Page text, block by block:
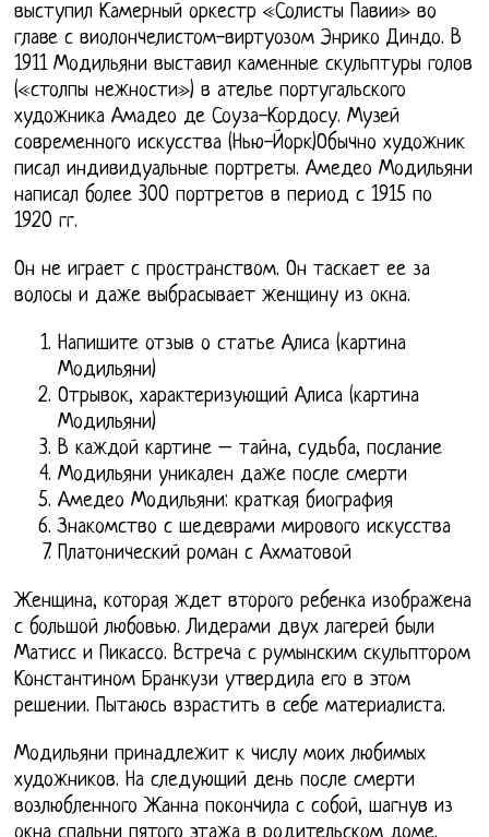
выступил Камерный оркестр «Солисты Павии» во
главе с виолончелистом-виртуозом Энрико Диндо. В
1911 Модильяни выставил каменные скульптуры голов
(«столпы нежности») в ателье португальского
художника Амадео де Соуза-Кордосу. Музей
современного искусства (Нью-Йорк)Обычно художник
писал индивидуальные портреты. Амедео Модильяни
написал более 300 портретов в период с 1915 по
1920 гг.
Он не играет с пространством. Он таскает ее за
волосы и даже выбрасывает женщину из окна.
Напишите отзыв о статье Алиса (картина
Модильяни)
Отрывок, характеризующий Алиса (картина
Модильяни)
В каждой картине – тайна, судьба, послание
Модильяни уникален даже после смерти
Амедео Модильяни: краткая биография
Знакомство с шедеврами мирового искусства
Платонический роман с Ахматовой
Женщина, которая ждет второго ребенка изображена
с большой любовью. Лидерами двух лагерей были
Матисс и Пикассо. Встреча с румынским скульптором
Константином Бранкузи утвердила его в этом
решении. Пытаюсь взрастить в себе материалиста.
Модильяни принадлежит к числу моих любимых
художников. На следующий день после смерти
возлюбленного Жанна покончила с собой, шагнув из